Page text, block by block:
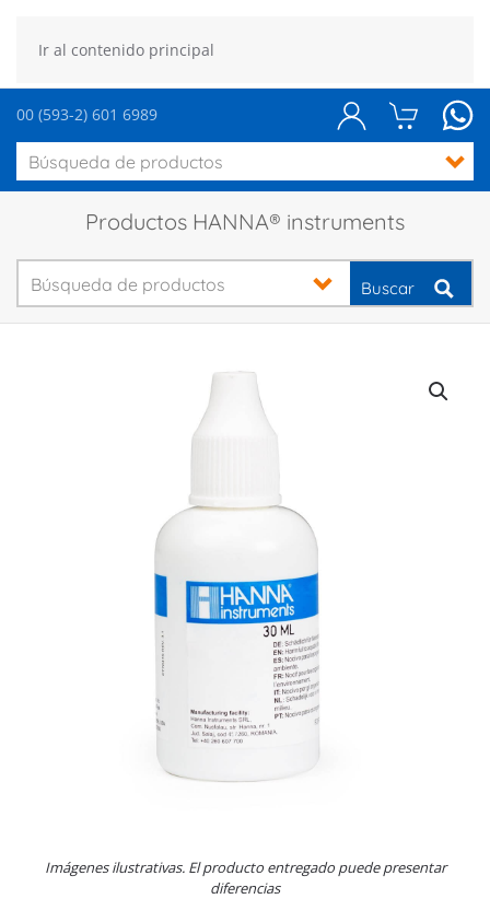
Ir al contenido principal
00 (593-2) 601 6989
Productos HANNA® instruments
Buscar
Imágenes ilustrativas. El producto entregado puede presentar
diferencias